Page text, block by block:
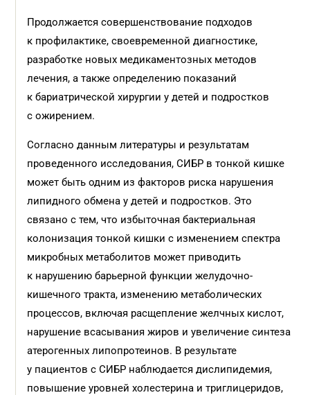
Продолжается совершенствование подходов
к профилактике, своевременной диагностике,
разработке новых медикаментозных методов
лечения, а также определению показаний
к бариатрической хирургии у детей и подростков
с ожирением.
Согласно данным литературы и результатам
проведенного исследования, СИБР в тонкой кишке
может быть одним из факторов риска нарушения
липидного обмена у детей и подростков. Это
связано с тем, что избыточная бактериальная
колонизация тонкой кишки с изменением спектра
микробных метаболитов может приводить
к нарушению барьерной функции желудочно-
кишечного тракта, изменению метаболических
процессов, включая расщепление желчных кислот,
нарушение всасывания жиров и увеличение синтеза
атерогенных липопротеинов. В результате
у пациентов с СИБР наблюдается дислипидемия,
повышение уровней холестерина и триглицеридов,